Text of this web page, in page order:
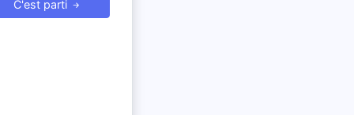
C'est parti